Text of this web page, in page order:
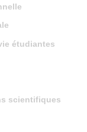
étudiantes
scientifiques